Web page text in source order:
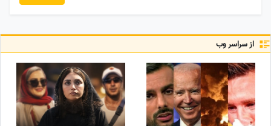
از سراسر وب